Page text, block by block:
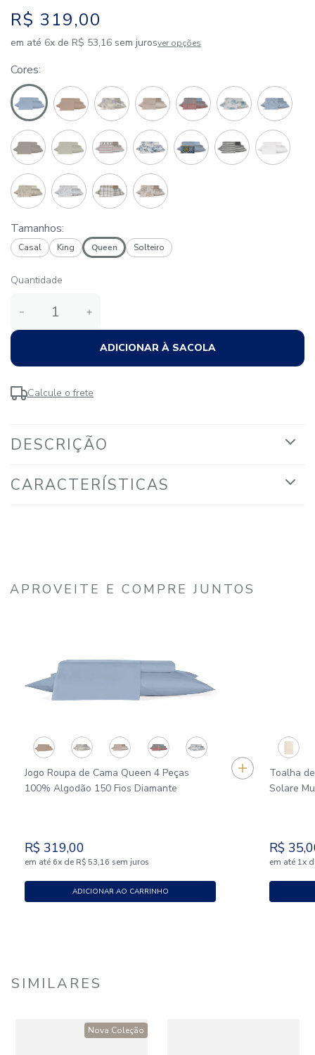
R$ 319,00
em até 6x de R$ 53,16 sem jurosver opções
Cores
Tamanhos:
Casal King Queen Solteiro
Quantidade
＋
－
ADICIONAR À SACOLA
Calcule o frete
DESCRIÇÃO
CARACTERÍSTICAS
APROVEITE E COMPRE JUNTOS
Jogo Roupa de Cama Queen 4 Peças
100% Algodão 150 Fios Diamante
R$ 319,00
em até 6x de R$ 53,16 sem juros
ADICIONAR AO CARRINHO
Toalha
Solare
R$ 35,
em até 1x
SIMILARES
Nova Coleção